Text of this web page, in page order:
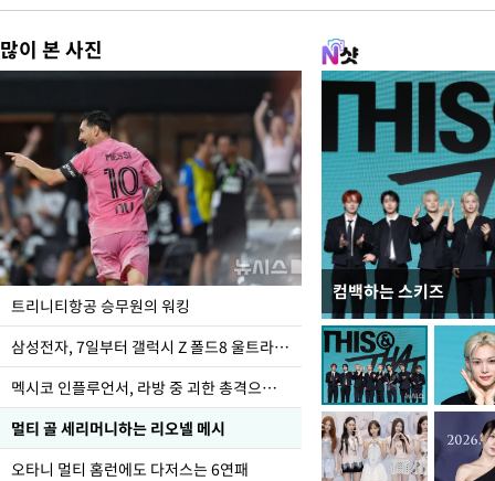
많이 본 사진
트리니티항공 승무원의 워킹
삼성전자, 7일부터 갤럭시 Z 폴드8 울트라·폴드8·플립8 출시
멕시코 인플루언서, 라방 중 괴한 총격으로 사망
멀티 골 세리머니하는 리오넬 메시
오타니 멀티 홈런에도 다저스는 6연패
컴백하는 스키즈
입추 하루 앞둔 전남
폭염